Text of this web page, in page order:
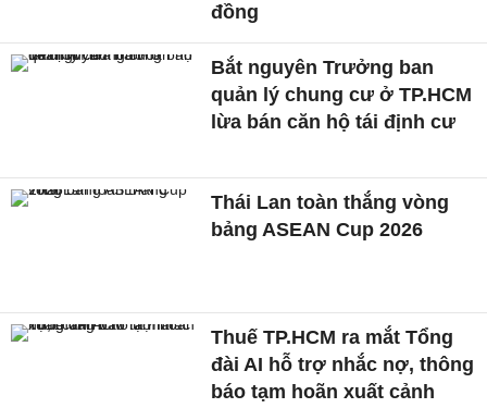
đồng
Bắt nguyên Trưởng ban
quản lý chung cư ở TP.HCM
lừa bán căn hộ tái định cư
Thái Lan toàn thắng vòng
bảng ASEAN Cup 2026
Thuế TP.HCM ra mắt Tổng
đài AI hỗ trợ nhắc nợ, thông
báo tạm hoãn xuất cảnh